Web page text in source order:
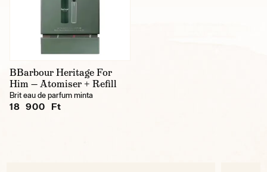
BBarbour Heritage For
Him — Atomiser + Refill
Brit eau de parfum minta
18 900 Ft